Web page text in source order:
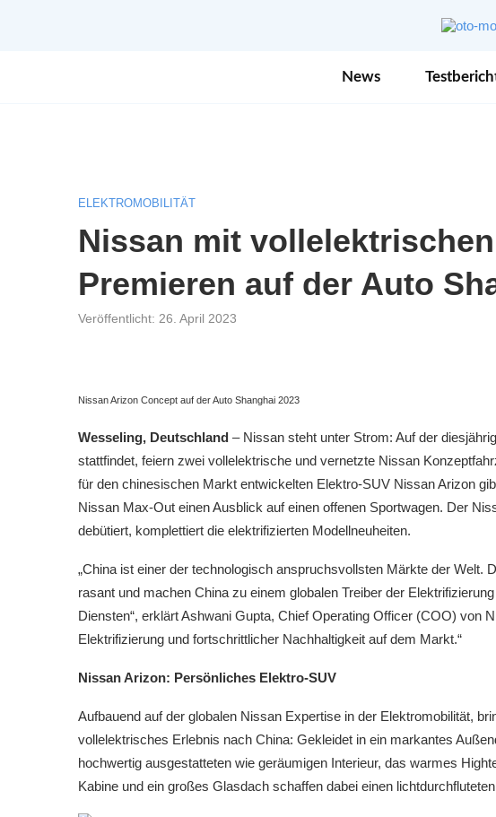
News
ELEKTROMOBILITÄT
Nissan mit
Premieren auf der Auto
Veröffentlicht: 26. April 2023
Nissan Arizon Concept auf der Auto Shanghai 2023
Wesseling, Deutschland – Nissan steht unter Strom: Auf der
stattfindet, feiern zwei vollelektrische und vernetzte Nissan
für den chinesischen Markt entwickelten Elektro-SUV Nissan Arizon
Nissan Max-Out einen Ausblick auf einen offenen Sportwagen. Der
debütiert, komplettiert die elektrifizierten Modellneuheiten.
„China ist einer der technologisch anspruchsvollsten Märkte der Welt.
rasant und machen China zu einem globalen Treiber der
Diensten“, erklärt Ashwani Gupta, Chief Operating Officer (COO) von
Elektrifizierung und fortschrittlicher Nachhaltigkeit auf dem Markt.“
Nissan Arizon: Persönliches Elektro-SUV
Aufbauend auf der globalen Nissan Expertise in der Elektromobilität,
vollelektrisches Erlebnis nach China: Gekleidet in ein markantes
hochwertig ausgestatteten wie geräumigen Interieur, das warmes
Kabine und ein großes Glasdach schaffen dabei einen